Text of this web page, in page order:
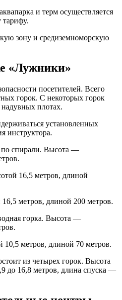
и терм осуществляется
зону и средиземноморскую
«Лужники»
посетителей. Всего
горок. С некоторых горок
плотах.
установленных
инструктора.
по спирали. Высота —
16,5 метров, длиной
метров, длиной 200 метров.
горка. Высота —
метров, длиной 70 метров.
из четырех горок. Высота
до 16,8 метров, длина спуска —